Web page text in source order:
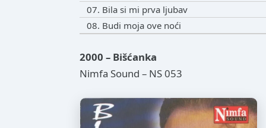
07. Bila si mi prva ljubav
08. Budi moja ove noći
2000 – Bišćanka
Nimfa Sound – NS 053